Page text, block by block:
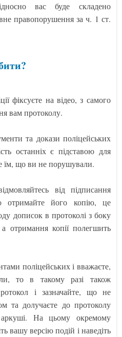
вас буде складено
правопорушення за ч. 1 ст.
фіксуєте на відео, з самого
вам протоколу.
та докази поліцейських
останніх є підставою для
їм, що ви не порушували.
від підписання
отримайте його копію, це
дописок в протоколі з боку
отримання копії полегшить
поліцейських і вважаєте,
то в такому разі також
і зазначайте, що не
та долучаєте до протоколу
На цьому окремому
вашу версію подій і наведіть